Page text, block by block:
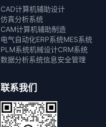
CAD计算机辅助设计
仿真分析系统
CAM计算机辅助制造
电气自动化ERP系统MES系统
PLM系统机械设计CRM系统
数据分析系统信息安全管理
联系我们